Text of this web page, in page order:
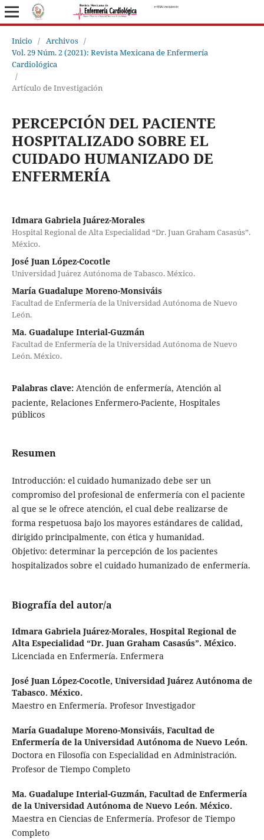
Inicio / Archivos /
Vol. 29 Núm. 2 (2021): Revista Mexicana de Enfermería
Cardiológica
/
Artículo de Investigación
PERCEPCIÓN DEL PACIENTE
HOSPITALIZADO SOBRE EL
CUIDADO HUMANIZADO DE
ENFERMERÍA
Idmara Gabriela Juárez-Morales
Hospital Regional de Alta Especialidad “Dr. Juan Graham Casasús”.
México.
José Juan López-Cocotle
Universidad Juárez Autónoma de Tabasco. México.
María Guadalupe Moreno-Monsiváis
Facultad de Enfermería de la Universidad Autónoma de Nuevo
León.
Ma. Guadalupe Interial-Guzmán
Facultad de Enfermería de la Universidad Autónoma de Nuevo
León. México.
Palabras clave: Atención de enfermería, Atención al
paciente, Relaciones Enfermero-Paciente, Hospitales
públicos
Resumen
Introducción: el cuidado humanizado debe ser un
compromiso del profesional de enfermería con el paciente
al que se le ofrece atención, el cual debe realizarse de
forma respetuosa bajo los mayores estándares de calidad,
dirigido principalmente, con ética y humanidad.
Objetivo: determinar la percepción de los pacientes
hospitalizados sobre el cuidado humanizado de enfermería.
Biografía del autor/a
Idmara Gabriela Juárez-Morales, Hospital Regional de
Alta Especialidad “Dr. Juan Graham Casasús”. México.
Licenciada en Enfermería. Enfermera
José Juan López-Cocotle, Universidad Juárez Autónoma de
Tabasco. México.
Maestro en Enfermería. Profesor Investigador
María Guadalupe Moreno-Monsiváis, Facultad de
Enfermería de la Universidad Autónoma de Nuevo León.
Doctora en Filosofía con Especialidad en Administración.
Profesor de Tiempo Completo
Ma. Guadalupe Interial-Guzmán, Facultad de Enfermería
de la Universidad Autónoma de Nuevo León. México.
Maestra en Ciencias de Enfermería. Profesor de Tiempo
Completo